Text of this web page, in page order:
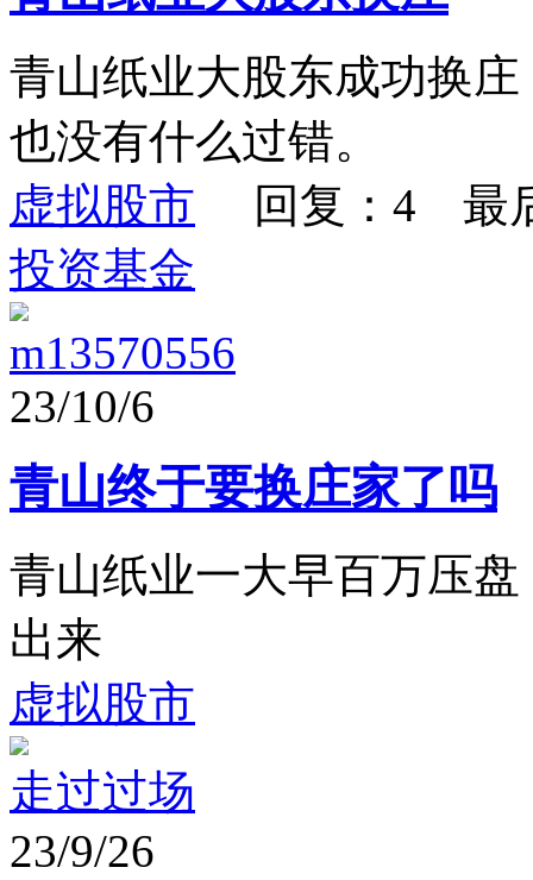
青山纸业大股东成功换
也没有什么过错。
虚拟股市 回复：4 最
投资基金
m13570556
23/10/6
青山终于要换庄家了吗
青山纸业一大早百万压
出来
虚拟股市
走过过场
23/9/26